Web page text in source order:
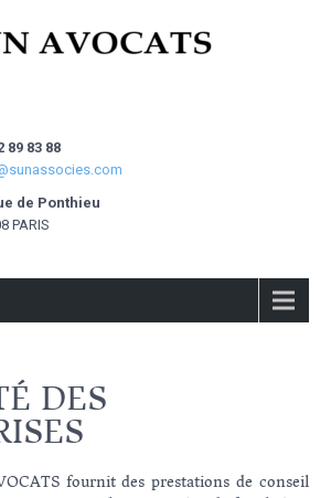
89 83 88
de Ponthieu
PARIS
DES
fournit des prestations de conseil